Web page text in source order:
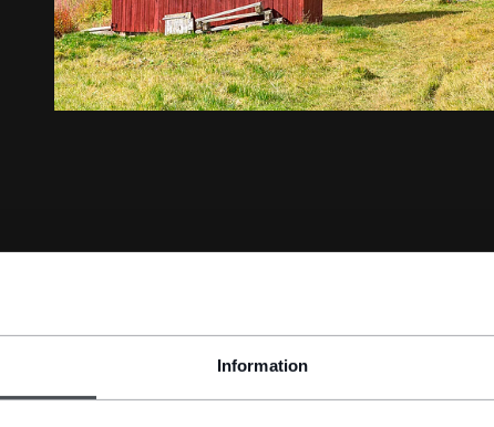
Information
strävat efter att skapa bilar som kombinerar
fantastiska modeller ditt nya resesällskap i sommar?